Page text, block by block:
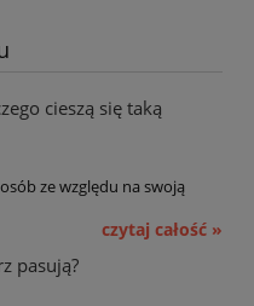
cieszą się taką
ze względu na swoją
czytaj całość »
pasują?